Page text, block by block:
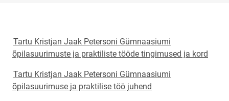
Tartu Kristjan Jaak Petersoni Gümnaasiumi
õpilasuurimuste ja praktiliste tööde tingimused ja kord
Tartu Kristjan Jaak Petersoni Gümnaasiumi
õpilasuurimuse ja praktilise töö juhend